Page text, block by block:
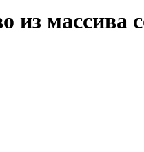
из массива